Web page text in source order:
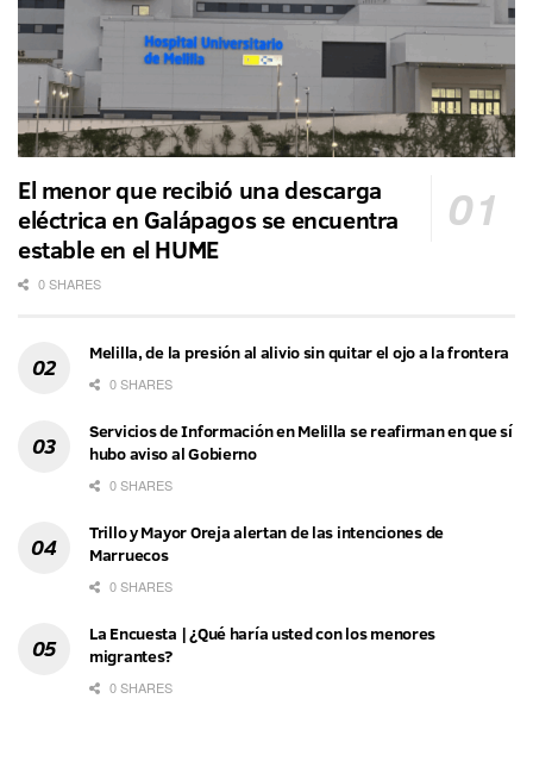
El menor que recibió una descarga
eléctrica en Galápagos se encuentra
estable en el HUME
0 SHARES
Melilla, de la presión al alivio sin quitar el ojo a la frontera
0 SHARES
Servicios de Información en Melilla se reafirman en que sí
hubo aviso al Gobierno
0 SHARES
Trillo y Mayor Oreja alertan de las intenciones de
Marruecos
0 SHARES
La Encuesta | ¿Qué haría usted con los menores
migrantes?
0 SHARES